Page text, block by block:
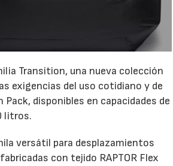
Transition, una nueva colección
exigencias del uso cotidiano y de
disponibles en capacidades de
litros.
versátil para desplazamientos
con tejido RAPTOR Flex